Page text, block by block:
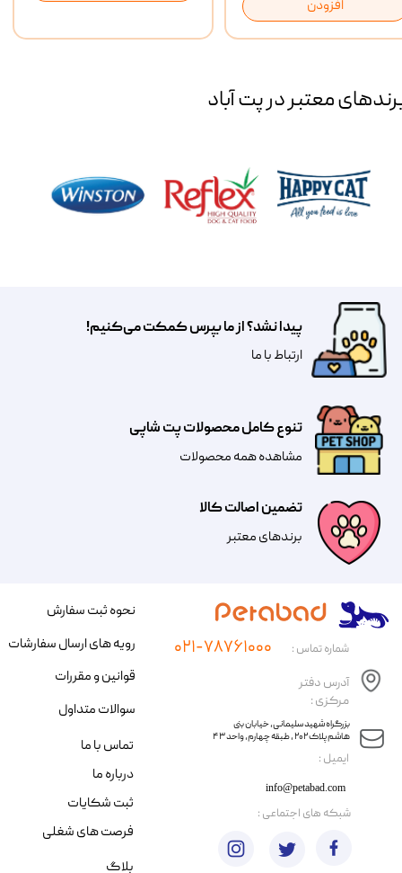
افزودن
معتبر در پت آباد
تضمین اصالت کالا
​​برندهای معتبر​​​​​​​
تنوع کامل محصولات پت شاپی
مشاهده همه محصولات
پیدا نشد؟ از ما بپرس کمکت می‌کنیم!
​​​ارتباط با ما
​ایمیل :
آدرس دفتر
مرکزی :
info@petabad.com
​​بزرگراه شهید سلیمانی، خیابان بنی
هاشم پلاک ۲۰۲ ، طبقه چهارم، واحد ۴۳
شماره تماس : ۰۲۱-۷۸۷۶۱۰۰۰
نحوه ثبت سفارش
رویه های ارسال سفارشات
قوانین و مقررات
سوالات متداول
تماس با ما
درباره ما
ثبت شکایات
فرصت های شغلی
​شبکه های اجتماعی :
بلاگ